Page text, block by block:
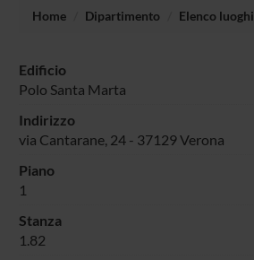
Home Dipartimento Elenco luoghi
Edificio
Polo Santa Marta
Indirizzo
via Cantarane, 24 - 37129 Verona
Piano
1
Stanza
1.82